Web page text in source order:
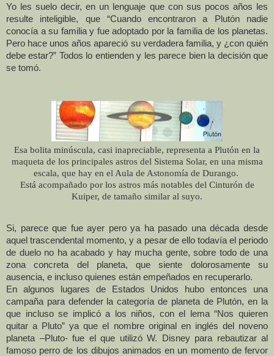
Yo les suelo decir, en un lenguaje que con sus pocos años les
resulte inteligible, que “Cuando encontraron a Plutón nadie
conocía a su familia y fue adoptado por la familia de los planetas.
Pero hace unos años apareció su verdadera familia, y ¿con quién
debe estar?” Todos lo entienden y les parece bien la decisión que
se tomó.
Esa bolita minúscula, casi inapreciable, representa a Plutón en la
maqueta de los principales astros del Sistema Solar, en una misma
escala, que hay en el Aula de Astonomía de Durango.
Está acompañado por los astros más notables del Cinturón de
Kuiper, de tamaño similar al suyo.
Si, parece que fue ayer pero ya ha pasado una década desde
aquel trascendental momento, y a pesar de ello todavía el periodo
de duelo no ha acabado y hay mucha gente, sobre todo de una
zona concreta del planeta, que siente dolorosamente su
ausencia, e incluso quienes están empeñados en recuperarlo.
En algunos lugares de Estados Unidos hubo entonces una
campaña para defender la categoría de planeta de Plutón, en la
que incluso se implicó a los niños, con el lema “Nos quieren
quitar a Pluto” ya que el nombre original en inglés del noveno
planeta –Pluto- fue el que utilizó W. Disney para rebautizar al
famoso perro de los dibujos animados en un momento de fervor